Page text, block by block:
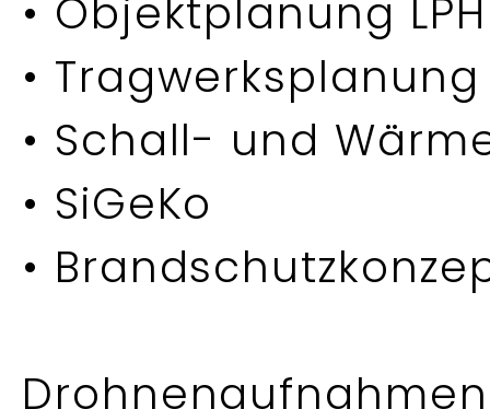
• Objektplanung
• Tragwerksplanung
• Schall- und
• SiGeKo
•